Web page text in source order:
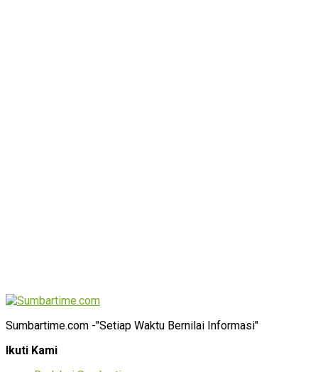
Sumbartime.com -"Setiap Waktu Bernilai Informasi"
Ikuti Kami